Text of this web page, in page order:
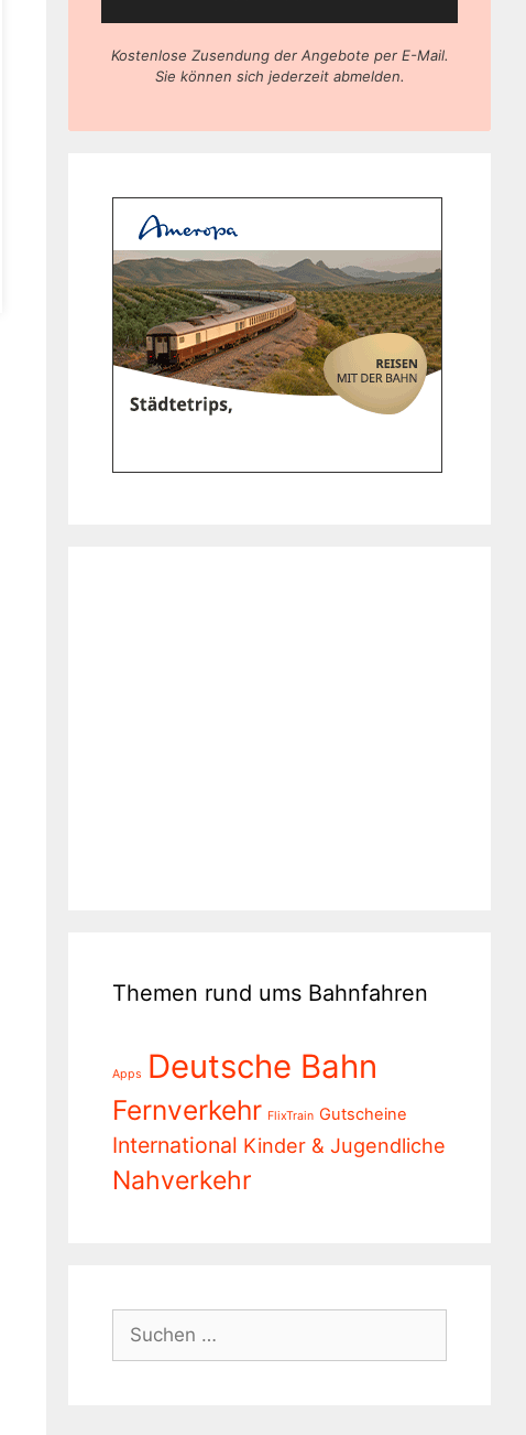
Kostenlose Zusendung der Angebote per E-Mail.
Sie können sich jederzeit abmelden.
Themen rund ums Bahnfahren
Apps Deutsche Bahn
Fernverkehr FlixTrain Gutscheine
International Kinder & Jugendliche
Nahverkehr
nach: